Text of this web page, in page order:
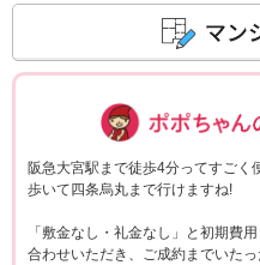
阪急大宮駅まで徒歩4分ってすごく
歩いて四条烏丸まで行けますね!
「敷金なし・礼金なし」と初期費
合わせいただき、ご成約までいた